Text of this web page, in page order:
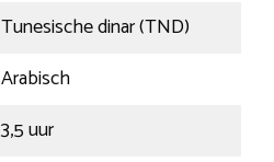
Tunesische dinar (TND)
Arabisch
3,5 uur